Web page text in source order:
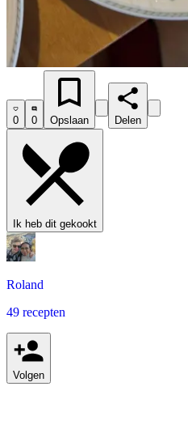
0 0 Opslaan Delen
Ik heb dit gekookt
Roland
49 recepten
Volgen